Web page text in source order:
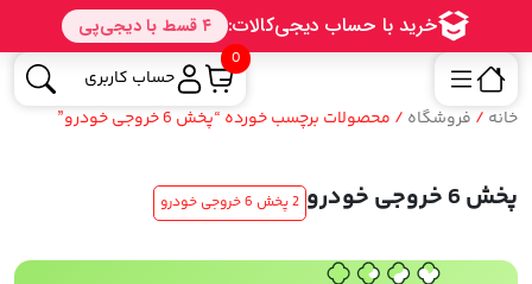
0
حساب کاربری
خانه / فروشگاه / محصولات برچسب خورده “پخش 6 خروجی خودرو”
پخش 6 خروجی خودرو 2 پخش 6 خروجی خودرو